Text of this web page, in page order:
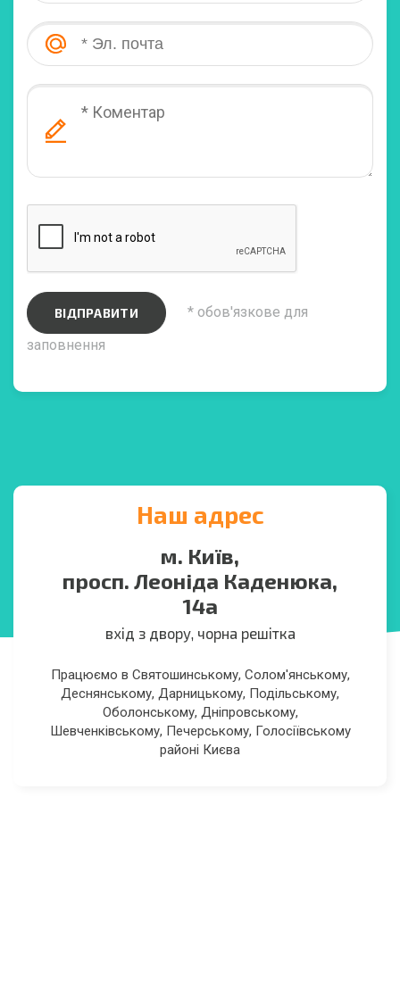
ВІДПРАВИТИ
* обов'язкове для
заповнення
Наш адрес
м. Київ,
просп. Леоніда Каденюка,
14а
вхід з двору, чорна решітка
Працюємо в Святошинському, Солом'янському,
Деснянському, Дарницькому, Подільському,
Оболонському, Дніпровському,
Шевченківському, Печерському, Голосіївському
районі Києва